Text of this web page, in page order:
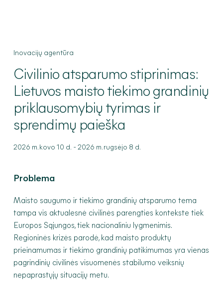
Inovacijų agentūra
Civilinioatsparumo stiprinimas:
Lietuvos maisto tiekimo grandinių
priklausomybių tyrimas ir
sprendimų paieška
2026 m. kovo 10 d. - 2026 m. rugsėjo 8 d.
Problema
Maisto saugumo ir tiekimo grandinių atsparumo tema
tampa vis aktualesnė civilinės parengties kontekste tiek
Europos Sąjungos, tiek nacionaliniu lygmenimis.
Regioninės krizės parodė, kad maisto produktų
prieinamumas ir tiekimo grandinių patikimumas yra vienas
pagrindinių civilinės visuomenės stabilumo veiksnių
nepaprastųjų situacijų metu.